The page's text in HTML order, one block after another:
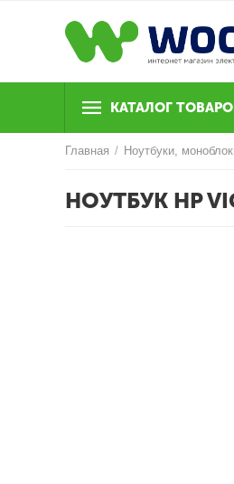
КАТАЛОГ
Главная / Ноутбуки,
НОУТБУК HP